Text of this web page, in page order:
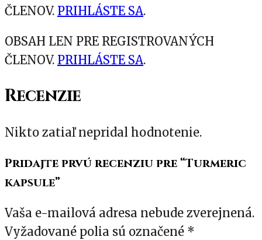
ČLENOV. PRIHLÁSTE SA.
OBSAH LEN PRE REGISTROVANÝCH
ČLENOV. PRIHLÁSTE SA.
Recenzie
Nikto zatiaľ nepridal hodnotenie.
Pridajte prvú recenziu pre “Turmeric
kapsule”
Vaša e-mailová adresa nebude zverejnená.
Vyžadované polia sú označené *